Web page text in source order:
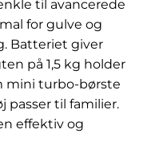
til avancerede
for gulve og
Batteriet giver
på 1,5 kg holder
mini turbo-børste
passer til familier.
effektiv og